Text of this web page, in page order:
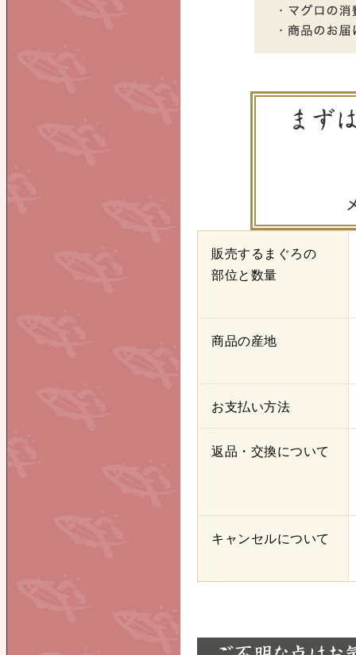
販売するまぐろの
部位と数量
商品の産地
お支払い方法
返品・交換について
キャンセルについて